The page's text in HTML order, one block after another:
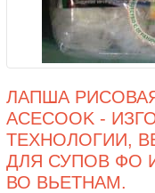
ЛАПША
ACECOOK -
ТЕХНОЛОГИИ,
ДЛЯ СУПОВ ФО
ВО ВЬЕТНАМ.